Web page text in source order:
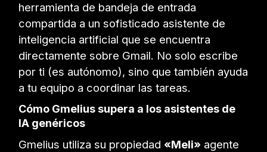
herramienta de bandeja de entrada
compartida a un sofisticado asistente de
inteligencia artificial que se encuentra
directamente sobre Gmail. No solo escribe
por ti (es autónomo), sino que también ayuda
a tu equipo a coordinar las tareas.
Cómo Gmelius supera a los asistentes de
IA genéricos
Gmelius utiliza su propiedad «Meli» agente